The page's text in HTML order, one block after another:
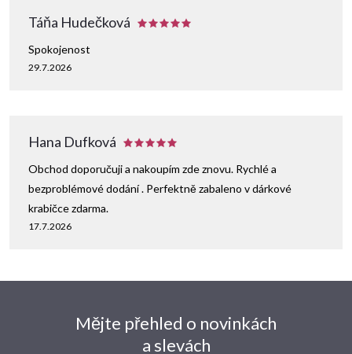
Táňa Hudečková
29.7.2026
Spokojenost
Hana Dufková
17.7.2026
Obchod doporučuji a nakoupím zde znovu. Rychlé a
bezproblémové dodání . Perfektně zabaleno v dárkové
krabičce zdarma.
Mějte přehled o novinkách
a slevách